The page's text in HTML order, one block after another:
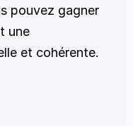
pouvez gagner
une
et cohérente.